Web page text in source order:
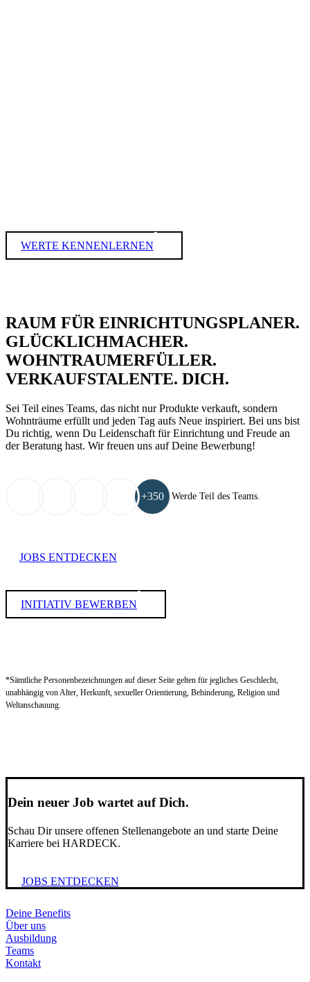
WERTE KENNENLERNEN
RAUM FÜR EINRICHTUNGSPLANER.
GLÜCKLICHMACHER.
WOHNTRAUMERFÜLLER.
VERKAUFSTALENTE. DICH.
Sei Teil eines Teams, das nicht nur Produkte verkauft, sondern
Wohnträume erfüllt und jeden Tag aufs Neue inspiriert. Bei uns bist
Du richtig, wenn Du Leidenschaft für Einrichtung und Freude an
der Beratung hast. Wir freuen uns auf Deine Bewerbung!
+350 Werde Teil des Teams.
JOBS ENTDECKEN
INITIATIV BEWERBEN
*Sämtliche Personenbezeichnungen auf dieser Seite gelten für jegliches Geschlecht,
unabhängig von Alter, Herkunft, sexueller Orientierung, Behinderung, Religion und
Weltanschauung.
Dein neuer Job wartet auf Dich.
Schau Dir unsere offenen Stellenangebote an und starte Deine
Karriere bei HARDECK.
JOBS ENTDECKEN
Deine Benefits
Über uns
Ausbildung
Teams
Kontakt